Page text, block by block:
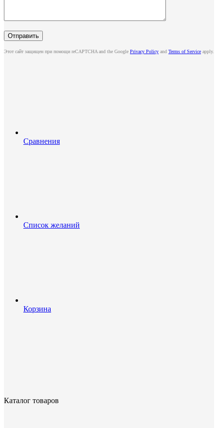
Этот сайт защищен при помощи reCAPTCHA and the Google Privacy Policy and Terms of Service apply.
Сравнения
Список желаний
Корзина
Каталог товаров